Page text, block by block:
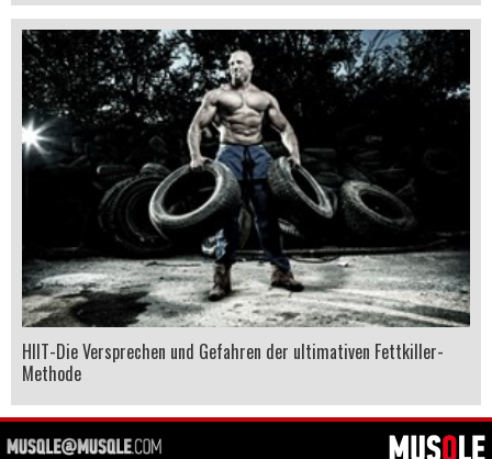
HIIT-Die Versprechen und Gefahren der ultimativen Fettkiller-
Methode